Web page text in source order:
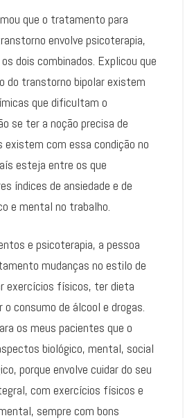
que o tratamento para
envolve psicoterapia,
dois combinados. Explicou que
do transtorno bipolar existem
que dificultam o
se ter a noção precisa de
com essa condição no
esteja entre os que
índices de ansiedade e de
e mental no trabalho.
e psicoterapia, a pessoa
mudanças no estilo de
exercícios físicos, ter dieta
o consumo de álcool e drogas.
os meus pacientes que o
biológico, mental, social
porque envolve cuidar do seu
com exercícios físicos e
sempre com bons